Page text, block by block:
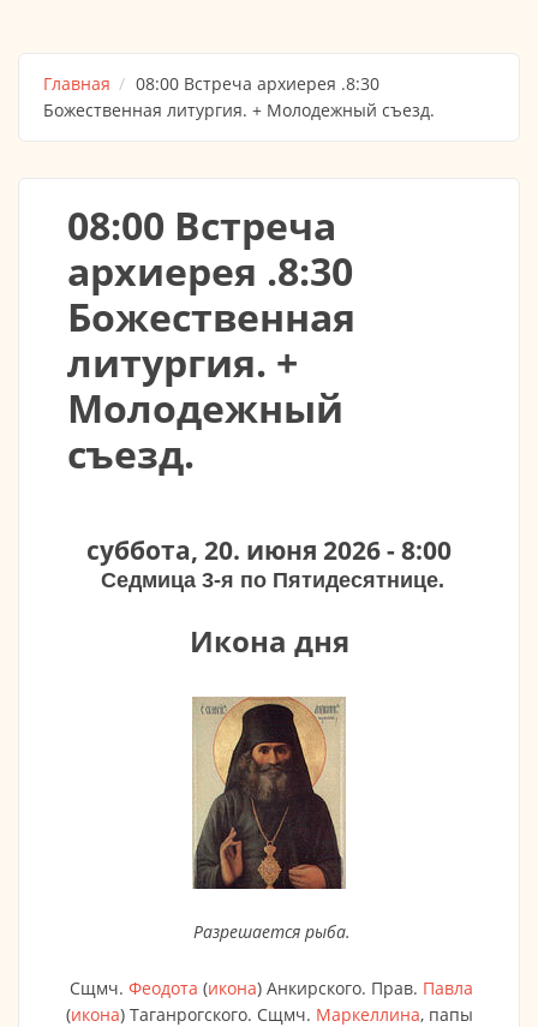
Главная
08:00 Встреча архиерея .8:30
Божественная литургия. + Молодежный съезд.
08:00 Встреча
архиерея .8:30
Божественная
литургия. +
Молодежный
съезд.
суббота, 20. июня 2026 - 8:00
Седмица 3-я по Пятидесятнице.
Икона дня
Разрешается рыба.
Сщмч. Феодота (икона) Анкирского. Прав. Павла
(икона) Таганрогского. Сщмч. Маркеллина, папы